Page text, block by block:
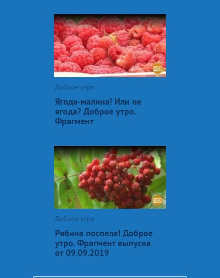
Доброе утро
Ягода-малина! Или не
ягода? Доброе утро.
Фрагмент
Доброе утро
Рябина поспела! Доброе
утро. Фрагмент выпуска
от 09.09.2019